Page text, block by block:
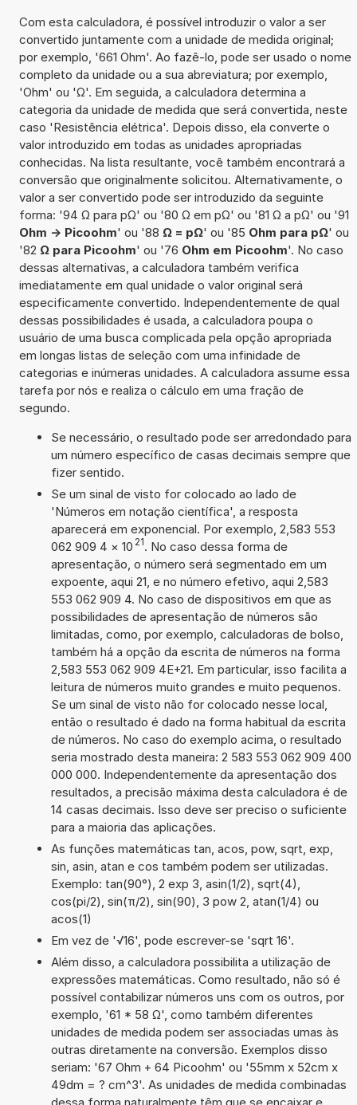
Com esta calculadora, é possível introduzir o valor a ser
convertido juntamente com a unidade de medida original;
por exemplo, '661 Ohm'. Ao fazê-lo, pode ser usado o nome
completo da unidade ou a sua abreviatura; por exemplo,
'Ohm' ou 'Ω'. Em seguida, a calculadora determina a
categoria da unidade de medida que será convertida, neste
caso 'Resistência elétrica'. Depois disso, ela converte o
valor introduzido em todas as unidades apropriadas
conhecidas. Na lista resultante, você também encontrará a
conversão que originalmente solicitou. Alternativamente, o
valor a ser convertido pode ser introduzido da seguinte
forma: '94 Ω para pΩ' ou '80 Ω em pΩ' ou '81 Ω a pΩ' ou '91
Ohm -> Picoohm' ou '88 Ω = pΩ' ou '85 Ohm para pΩ' ou
'82 Ω para Picoohm' ou '76 Ohm em Picoohm'. No caso
dessas alternativas, a calculadora também verifica
imediatamente em qual unidade o valor original será
especificamente convertido. Independentemente de qual
dessas possibilidades é usada, a calculadora poupa o
usuário de uma busca complicada pela opção apropriada
em longas listas de seleção com uma infinidade de
categorias e inúmeras unidades. A calculadora assume essa
tarefa por nós e realiza o cálculo em uma fração de
segundo.
Se necessário, o resultado pode ser arredondado para
um número específico de casas decimais sempre que
fizer sentido.
Se um sinal de visto for colocado ao lado de
'Números em notação científica', a resposta
aparecerá em exponencial. Por exemplo, 2,583 553
062 909 4 × 10 21. No caso dessa forma de
apresentação, o número será segmentado em um
expoente, aqui 21, e no número efetivo, aqui 2,583
553 062 909 4. No caso de dispositivos em que as
possibilidades de apresentação de números são
limitadas, como, por exemplo, calculadoras de bolso,
também há a opção da escrita de números na forma
2,583 553 062 909 4E+21. Em particular, isso facilita a
leitura de números muito grandes e muito pequenos.
Se um sinal de visto não for colocado nesse local,
então o resultado é dado na forma habitual da escrita
de números. No caso do exemplo acima, o resultado
seria mostrado desta maneira: 2 583 553 062 909 400
000 000. Independentemente da apresentação dos
resultados, a precisão máxima desta calculadora é de
14 casas decimais. Isso deve ser preciso o suficiente
para a maioria das aplicações.
As funções matemáticas tan, acos, pow, sqrt, exp,
sin, asin, atan e cos também podem ser utilizadas.
Exemplo: tan(90°), 2 exp 3, asin(1/2), sqrt(4),
cos(pi/2), sin(π/2), sin(90), 3 pow 2, atan(1/4) ou
acos(1)
Em vez de '√16', pode escrever-se 'sqrt 16'.
Além disso, a calculadora possibilita a utilização de
expressões matemáticas. Como resultado, não só é
possível contabilizar números uns com os outros, por
exemplo, '61 * 58 Ω', como também diferentes
unidades de medida podem ser associadas umas às
outras diretamente na conversão. Exemplos disso
seriam: '67 Ohm + 64 Picoohm' ou '55mm x 52cm x
49dm = ? cm^3'. As unidades de medida combinadas
dessa forma naturalmente têm que se encaixar e